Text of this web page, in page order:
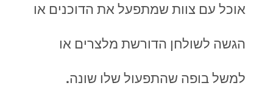
אוכל עם צוות שמתפעל את הדוכנים או
הגשה לשולחן הדורשת מלצרים או
למשל בופה שהתפעול שלו שונה.